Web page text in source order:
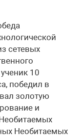
сетевых
10
победил в
золотую
и
Необитаемых